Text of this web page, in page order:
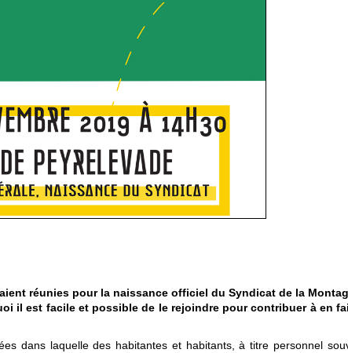
réunies pour la naissance officiel du Syndicat de la
il est facile et possible de le rejoindre pour contribuer à en
dans laquelle des habitantes et habitants, à titre personnel